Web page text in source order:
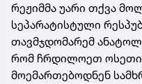
რეჟიმმა უარი თქვა
სეპარატისტული
თავმჯდომარემ
რომ ჩრდილოეთ ოსეთის
მოემართებოდნენ